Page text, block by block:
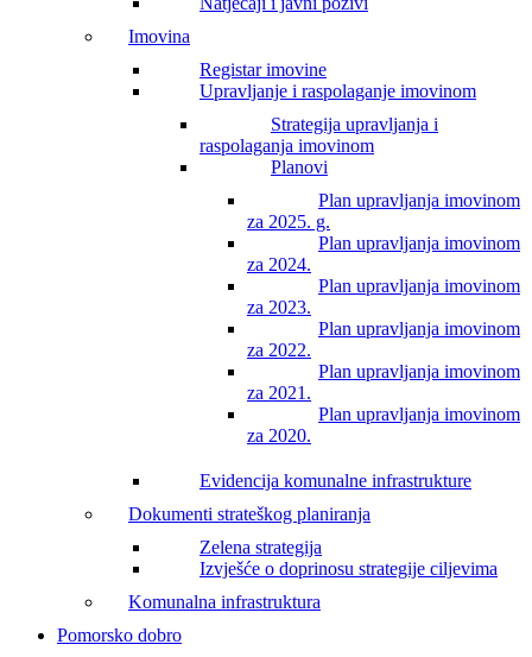
Imovina
Registar imovine
Upravljanje i raspolaganje imovinom
Strategija upravljanja i
raspolaganja imovinom
Planovi
Plan upravljanja imovinom
za 2025. g.
Plan upravljanja imovinom
za 2024.
Plan upravljanja imovinom
za 2023.
Plan upravljanja imovinom
za 2022.
Plan upravljanja imovinom
za 2021.
Plan upravljanja imovinom
za 2020.
Evidencija komunalne infrastrukture
Dokumenti strateškog planiranja
Zelena strategija
Izvješće o doprinosu strategije ciljevima
Komunalna infrastruktura
Pomorsko dobro